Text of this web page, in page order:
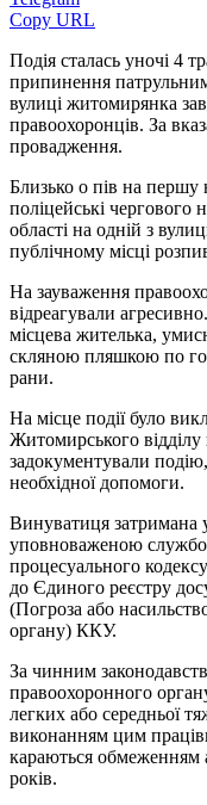
Copy URL
Подія сталась уночі 4
припинення
вулиці житомирянка
правоохоронців. За
провадження.
Близько о пів на
поліцейські чергового
області на одній з
публічному місці
На зауваження
відреагували
місцева жителька,
скляною пляшкою по
рани.
На місце події було
Житомирського відділу
задокументували
необхідної допомоги.
Винуватиця затримана
уповноваженою
процесуального
до Єдиного реєстру
(Погроза або
органу) ККУ.
За чинним
правоохоронного
легких або середньої
виконанням цим
караються обмеженням
років.